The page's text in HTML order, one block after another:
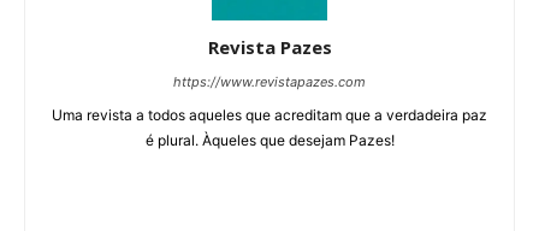
Revista Pazes
https://www.revistapazes.com
Uma revista a todos aqueles que acreditam que a verdadeira paz
é plural. Àqueles que desejam Pazes!